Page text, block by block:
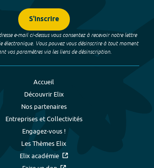
S'inscrire
e-mail ci-dessus vous consentez à recevoir notre lettre
électronique. Vous pouvez vous désinscrire à tout moment
vos paramètres via les liens de désinscription.
Accueil
Découvrir Elix
Nos partenaires
Entreprises et Collectivités
Engagez-vous !
Les Thèmes Elix
Elix académie